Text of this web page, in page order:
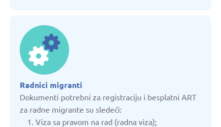
Radnici migranti
Dokumenti potrebni za registraciju i besplatni ART
za radne migrante su sledeći:
Viza sa pravom na rad (radna viza);
Gruzija
Holandija
Italija
Jermenija